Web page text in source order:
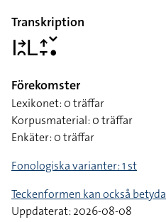
Transkription
􌤱􌥔􌥘􌥈􌤴􌥙􌥧􌥡
Förekomster
Lexikonet: 0 träffar
Korpusmaterial: 0 träffar
Enkäter: 0 träffar
Fonologiska varianter: 1 st
Teckenformen kan också betyda
Uppdaterat: 2026-08-08